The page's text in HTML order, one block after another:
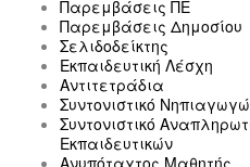
Παρεμβάσεις ΠΕ
Παρεμβάσεις Δημοσίου
Σελιδοδείκτης
Εκπαιδευτική Λέσχη
Αντιτετράδια
Συντονιστικό
Συντονιστικό
Εκπαιδευτικών